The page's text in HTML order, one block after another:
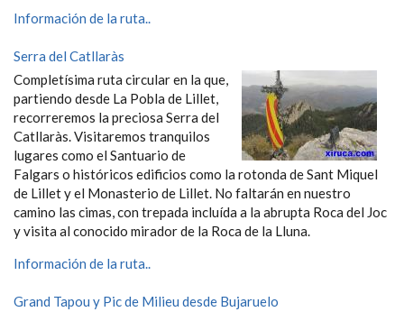
Información de la ruta..
Serra del Catllaràs
Completísima ruta circular en la que,
partiendo desde La Pobla de Lillet,
recorreremos la preciosa Serra del
Catllaràs. Visitaremos tranquilos
lugares como el Santuario de
Falgars o históricos edificios como la rotonda de Sant Miquel
de Lillet y el Monasterio de Lillet. No faltarán en nuestro
camino las cimas, con trepada incluída a la abrupta Roca del Joc
y visita al conocido mirador de la Roca de la Lluna.
Información de la ruta..
Grand Tapou y Pic de Milieu desde Bujaruelo